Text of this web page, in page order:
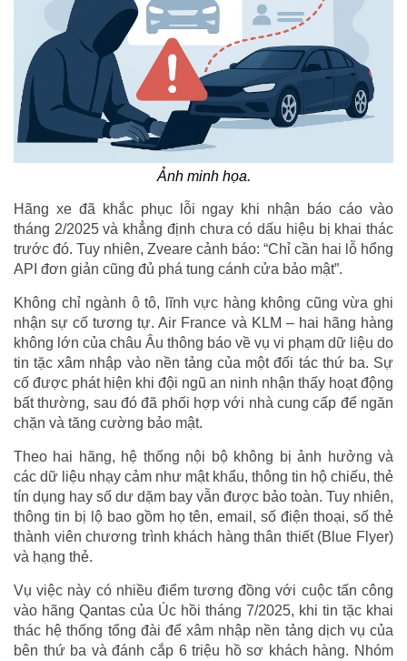
Ảnh minh họa.
Hãng xe đã khắc phục lỗi ngay khi nhận báo cáo vào
tháng 2/2025 và khẳng định chưa có dấu hiệu bị khai thác
trước đó. Tuy nhiên, Zveare cảnh báo: “Chỉ cần hai lỗ hổng
API đơn giản cũng đủ phá tung cánh cửa bảo mật”.
Không chỉ ngành ô tô, lĩnh vực hàng không cũng vừa ghi
nhận sự cố tương tự. Air France và KLM – hai hãng hàng
không lớn của châu Âu thông báo về vụ vi phạm dữ liệu do
tin tặc xâm nhập vào nền tảng của một đối tác thứ ba. Sự
cố được phát hiện khi đội ngũ an ninh nhận thấy hoạt động
bất thường, sau đó đã phối hợp với nhà cung cấp để ngăn
chặn và tăng cường bảo mật.
Theo hai hãng, hệ thống nội bộ không bị ảnh hưởng và
các dữ liệu nhạy cảm như mật khẩu, thông tin hộ chiếu, thẻ
tín dụng hay số dư dặm bay vẫn được bảo toàn. Tuy nhiên,
thông tin bị lộ bao gồm họ tên, email, số điện thoại, số thẻ
thành viên chương trình khách hàng thân thiết (Blue Flyer)
và hạng thẻ.
Vụ việc này có nhiều điểm tương đồng với cuộc tấn công
vào hãng Qantas của Úc hồi tháng 7/2025, khi tin tặc khai
thác hệ thống tổng đài để xâm nhập nền tảng dịch vụ của
bên thứ ba và đánh cắp 6 triệu hồ sơ khách hàng. Nhóm